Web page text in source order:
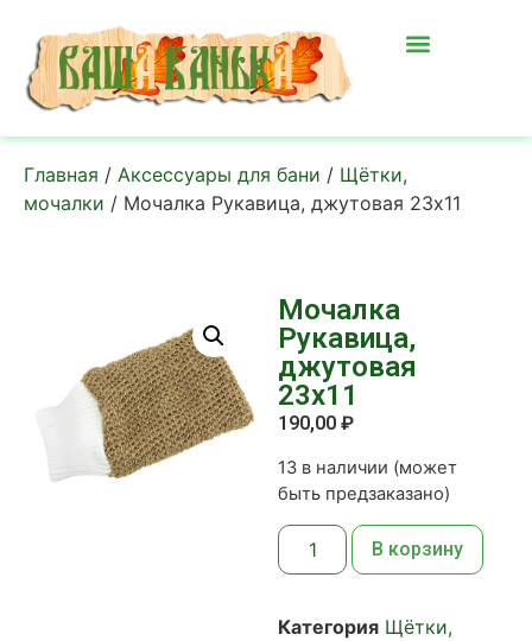
Главная / Аксессуары для бани / Щётки,
мочалки / Мочалка Рукавица, джутовая 23х11
Мочалка
Рукавица,
джутовая
23х11
190,00 ₽
13 в наличии (может
быть предзаказано)
В корзину
Категория Щётки,